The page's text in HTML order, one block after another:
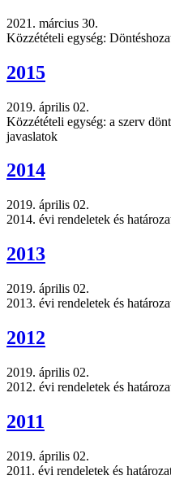
2021. március 30.
Közzétételi egység:
2015
2019. április 02.
Közzétételi egység: a szerv
javaslatok
2014
2019. április 02.
2014. évi rendeletek és
2013
2019. április 02.
2013. évi rendeletek és
2012
2019. április 02.
2012. évi rendeletek és
2011
2019. április 02.
2011. évi rendeletek és